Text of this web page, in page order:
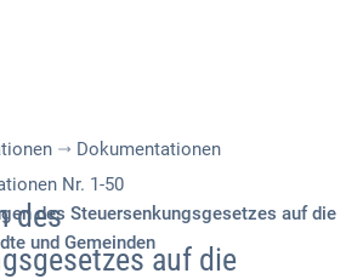
Dokumentationen
Nr. 1-50
des Steuersenkungsgesetzes auf die
und Gemeinden
des
auf die